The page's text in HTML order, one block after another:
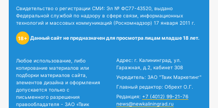
Свидетельство о регистрации СМИ: Эл № ФС77-43520, выдано
Федеральной службой по надзору в сфере связи, информационных
технологий и массовых коммуникаций (Роскомнадзор) 17 января 2011 г.
18+ Данный сайт не предназначен для просмотра лицам младше 18 лет.
Любое использование, либо
копирование материалов или
подборки материалов сайта,
элементов дизайна и оформления
допускается только с
письменного разрешения
правообладателя - ЗАО «Твик
Адрес: г. Калининград, ул.
Гаражная, д.2, кабинет 308
Учредитель: ЗАО "Твик Маркетинг"
Главный редактор: Обрехт О.Г.
Редакция: +7 (4012) 99-21-76
news@newkaliningrad.ru